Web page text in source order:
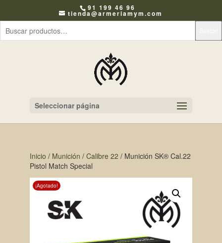
91 199 46 96
tienda@armeriamym.com
Seleccionar página
Inicio / Munición / Calibre 22 / Munición SK® Cal.22
Pistol Match Special
¡Agotado!